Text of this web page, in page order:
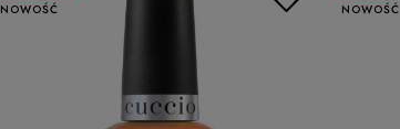
NOWOŚĆ
NOWOŚĆ